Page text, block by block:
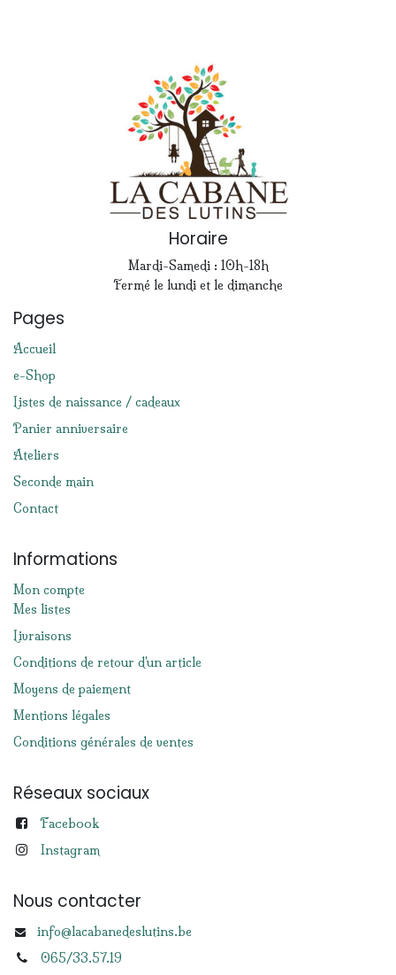
Horaire
Mardi-Samedi : 10h-18h
Fermé le lundi et le dimanche
Pages
Accueil
e-Shop
Listes de naissance / cadeaux
Panier anniversaire
Ateliers
Seconde main
Contact
Informations
Mon compte
Mes listes
Livraisons
Conditions de retour d'un article
Moyens de paiement
Mentions légales
Conditions générales de ventes
Réseaux sociaux
Facebook
Instagram
Nous contacter
info@lacabanedeslutins.be
065/33.57.19